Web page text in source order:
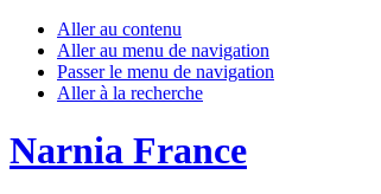
Aller au contenu
Aller au menu de navigation
Passer le menu de navigation
Aller à la recherche
Narnia France